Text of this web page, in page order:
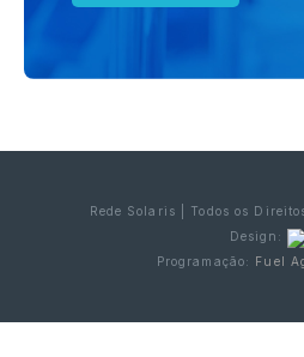
Rede Solaris | Todos os
Design:
Programação:
Fuel